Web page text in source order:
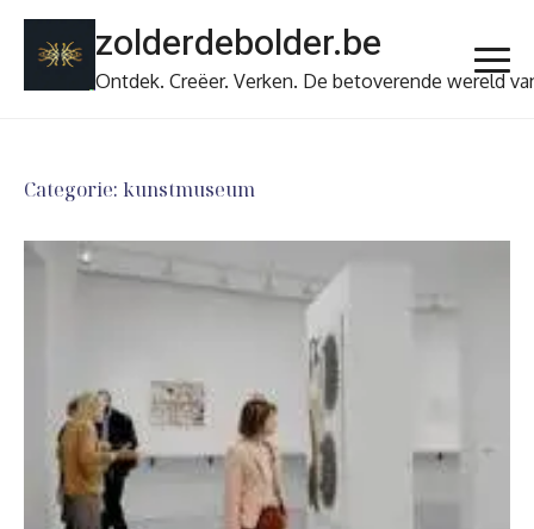
zolderdebolder.be
Ontdek. Creëer. Verken. De betoverende wereld
Categorie: kunstmuseum